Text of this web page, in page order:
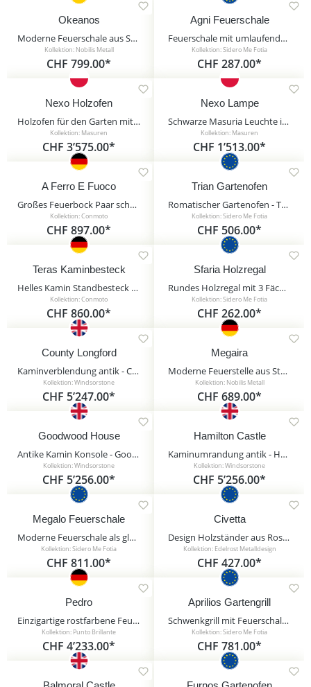
Okeanos
Moderne Feuerschale aus Stahl optional mit Grillrost - Okeanos / nur Feuerschale
Kollektion: Nobilis Metall
CHF 799.00*
Agni Feuerschale
Feuerschale mit umlaufendem Ring als moderne Feuerstelle - Agni Feuerschale / 60cm / ohne Abdeckung
Kollektion: Sidero Me Fotia
CHF 287.00*
Nexo Holzofen
Holzofen für den Garten mit Pizzamodul und Ofentür - Masuria - Nexo Holzofen / Rost / nein
Kollektion: Masuren
CHF 3’575.00*
Nexo Lampe
Schwarze Masuria Leuchte inklusive Ethanol Windlicht für draußen - Nexo Lampe / ohne Schutzhülle
Kollektion: Masuren
CHF 1’513.00*
A Ferro E Fuoco
Großes Feuerbock Paar schwarz aus Eisen - A Ferro E Fuoco
Kollektion: Conmoto
CHF 897.00*
Trian Gartenofen
Romatischer Gartenofen - Terrassenofen mit Motiv - Rose - Trian Gartenofen
Kollektion: Sidero Me Fotia
CHF 506.00*
Teras Kaminbesteck
Helles Kamin Standbesteck mit Halterung - Teras Kaminbesteck
Kollektion: Conmoto
CHF 860.00*
Sfaria Holzregal
Rundes Holzregal mit 3 Fächern - stabiler Stand - Stahl - Sfaria Holzregal
Kollektion: Sidero Me Fotia
CHF 262.00*
County Longford
Kaminverblendung antik - County Longford / Sand
Kollektion: Windsorstone
CHF 5’247.00*
Megaira
Moderne Feuerstelle aus Stahl für den Garten - Megaira / nur Feuerschale / 1 Element
Kollektion: Nobilis Metall
CHF 689.00*
Goodwood House
Antike Kamin Konsole - Goodwood House / Sand
Kollektion: Windsorstone
CHF 5’256.00*
Hamilton Castle
Kaminumrandung antik - Hamilton Castle / Sand
Kollektion: Windsorstone
CHF 5’256.00*
Megalo Feuerschale
Moderne Feuerschale als glatte Halbkugel - Feuerstelle für draußen - Megalo Feuerschale / ohne Abdeckung
Kollektion: Sidero Me Fotia
CHF 811.00*
Civetta
Design Holzständer aus Rostmetall für den Garten in Eulenform - Civetta
Kollektion: Edelrost Metalldesign
CHF 427.00*
Pedro
Einzigartige rostfarbene Feuerstelle aus Metall von Künstlerhand - Pedro / 100x60cm (HxB)
Kollektion: Punto Brillante
CHF 4’233.00*
Aprilios Gartengrill
Schwenkgrill mit Feuerschale als Feuerstelle für draußen - Aprilios Gartengrill / 70cm / ohne Kurbel
Kollektion: Sidero Me Fotia
CHF 781.00*